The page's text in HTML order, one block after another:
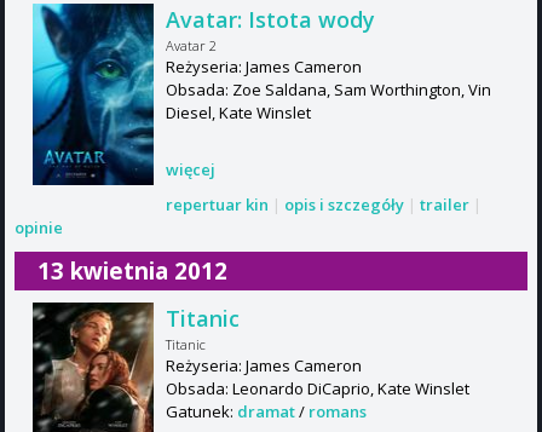
Avatar: Istota wody
Avatar 2
Reżyseria: James Cameron
Obsada: Zoe Saldana, Sam Worthington, Vin
Diesel, Kate Winslet
więcej
repertuar kin | opis i szczegóły | trailer |
opinie
13 kwietnia 2012
Titanic
Titanic
Reżyseria: James Cameron
Obsada: Leonardo DiCaprio, Kate Winslet
Gatunek: dramat/ romans